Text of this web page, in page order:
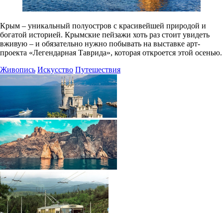
Крым – уникальный полуостров с красивейшей природой и
богатой историей. Крымские пейзажи хоть раз стоит увидеть
вживую – и обязательно нужно побывать на выставке арт-
проекта «Легендарная Таврида», которая откроется этой осенью.
Живопись Искусство Путешествия